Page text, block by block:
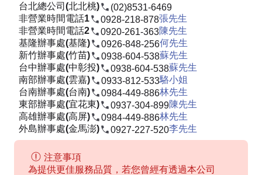
台北總公司(北北桃)
(02)8531-6469
非營業時間電話1
0928-218-878張先生
非營業時間電話2
0920-261-363陳先生
基隆辦事處(基隆)
0926-848-256何先生
新竹辦事處(竹苗)
0938-604-538蘇先生
台中辦事處(中彰投)
0938-604-538蘇先生
南部辦事處(雲嘉)
0933-812-533駱小姐
台南辦事處(台南)
0984-449-886林先生
東部辦事處(宜花東)
0937-304-899陳先生
高雄辦事處(高屏)
0984-449-886林先生
外島辦事處(金馬澎)
0927-227-520李先生
注意事項
為提供更佳服務品質，若您曾經有透過本公司